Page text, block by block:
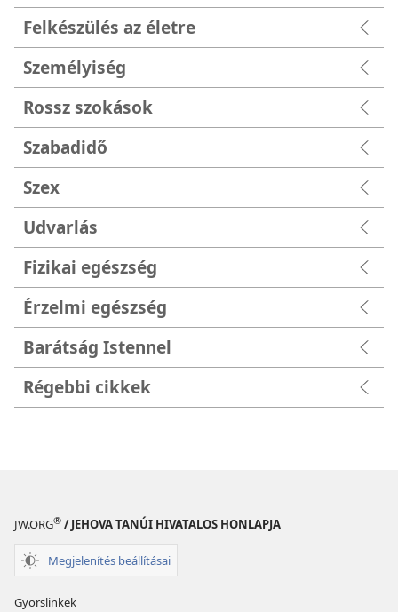
Felkészülés az életre
Személyiség
Rossz szokások
Szabadidő
Szex
Udvarlás
Fizikai egészség
Érzelmi egészség
Barátság Istennel
Régebbi cikkek
JW.ORG® / JEHOVA TANÚI HIVATALOS HONLAPJA
Megjelenítés beállításai
Gyorslinkek